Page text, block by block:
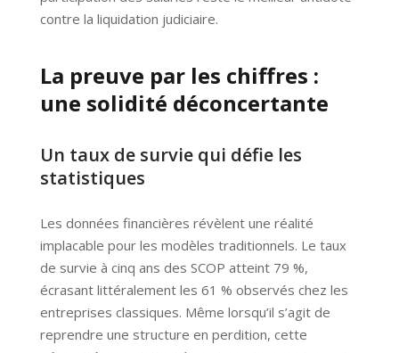
contre la liquidation judiciaire.
La preuve par les chiffres :
une solidité déconcertante
Un taux de survie qui défie les
statistiques
Les données financières révèlent une réalité
implacable pour les modèles traditionnels. Le taux
de survie à cinq ans des SCOP atteint 79 %,
écrasant littéralement les 61 % observés chez les
entreprises classiques. Même lorsqu’il s’agit de
reprendre une structure en perdition, cette